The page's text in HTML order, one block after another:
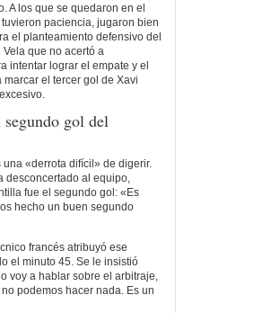
A los que se quedaron en el
paciencia, jugaron bien
el planteamiento defensivo del
que no acertó a
intentar lograr el empate y el
el tercer gol de Xavi
gol del
«derrota difícil» de digerir.
desconcertado al equipo,
fue el segundo gol: «Es
hecho un buen segundo
francés atribuyó ese
el minuto 45. Se le insistió
voy a hablar sobre el arbitraje,
podemos hacer nada. Es un